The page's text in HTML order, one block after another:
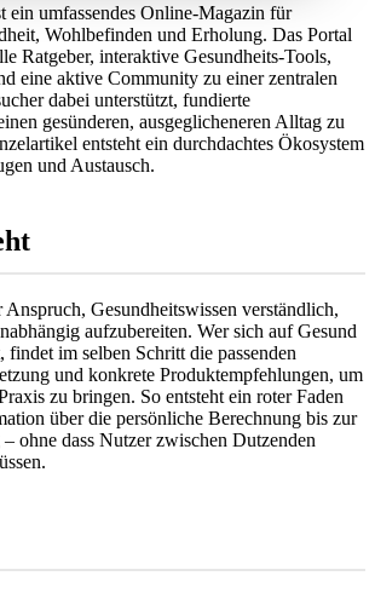
ein umfassendes Online-Magazin für
Wohlbefinden und Erholung. Das Portal
Ratgeber, interaktive Gesundheits-Tools,
eine aktive Community zu einer zentralen
dabei unterstützt, fundierte
gesünderen, ausgeglicheneren Alltag zu
entsteht ein durchdachtes Ökosystem
und Austausch.
Gesundheitswissen verständlich,
aufzubereiten. Wer sich auf Gesund
im selben Schritt die passenden
und konkrete Produktempfehlungen, um
zu bringen. So entsteht ein roter Faden
über die persönliche Berechnung bis zur
ohne dass Nutzer zwischen Dutzenden